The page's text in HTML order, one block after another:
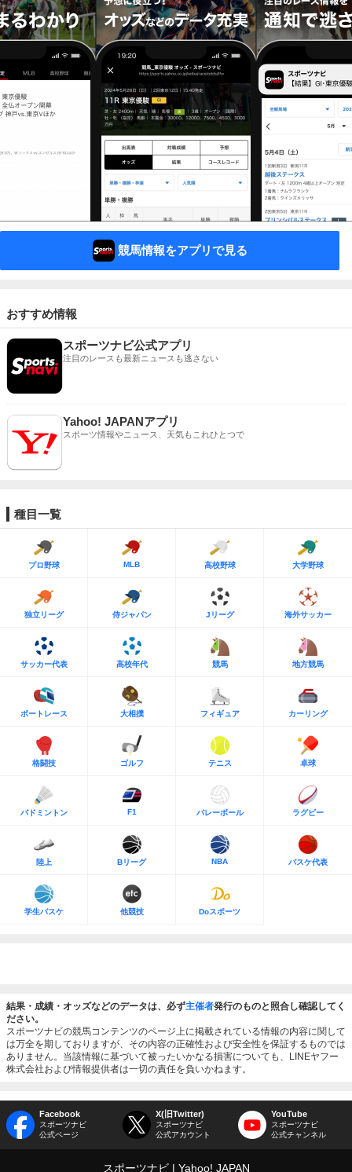
競馬情報をアプリで見る
おすすめ情報
スポーツナビ公式アプリ
注目のレースも最新ニュースも逃さない
Yahoo! JAPANアプリ
スポーツ情報やニュース、天気もこれひとつで
種目一覧
プロ野球 MLB 高校野球 大学野球
独立リーグ 侍ジャパン Jリーグ 海外サッカー
サッカー代表 高校年代 競馬 地方競馬
ボートレース 大相撲 フィギュア カーリング
格闘技 ゴルフ テニス 卓球
バドミントン F1 バレーボール ラグビー
陸上 Bリーグ NBA バスケ代表
学生バスケ 他競技 Doスポーツ
結果・成績・オッズなどのデータは、必ず主催者発行のものと照合し確認してく
ださい。
スポーツナビの競馬コンテンツのページ上に掲載されている情報の内容に関して
は万全を期しておりますが、その内容の正確性および安全性を保証するものでは
ありません。当該情報に基づいて被ったいかなる損害についても、LINEヤフー
株式会社および情報提供者は一切の責任を負いかねます。
Facebook
スポーツナビ
公式ページ
X(旧Twitter)
スポーツナビ
公式アカウント
YouTube
スポーツナビ
公式チャンネル
スポーツナビ Yahoo! JAPAN